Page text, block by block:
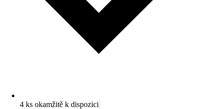
4 ks okamžitě k dispozici